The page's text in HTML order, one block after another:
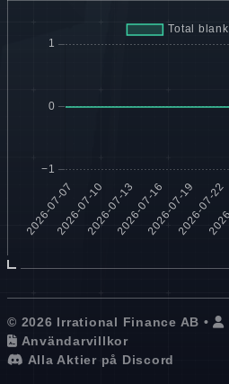
© 2026 Irrational Finance AB •
Användarvillkor
Alla Aktier på Discord